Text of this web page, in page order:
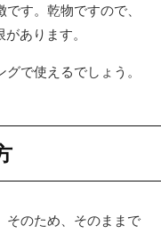
す。乾物ですので、
あります。
で使えるでしょう。
そのため、そのままで